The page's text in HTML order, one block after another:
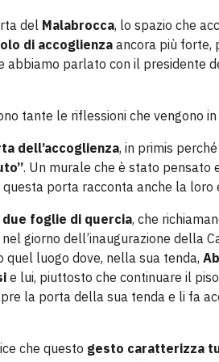
del Malabrocca, lo spazio che
di accoglienza ancora più forte,
abbiamo parlato con il presidente
tante le riflessioni che vengono in
dell’accoglienza, in primis
. Un murale che è stato pensato
porta racconta anche la loro
due foglie di quercia, che
giorno dell’inaugurazione della
luogo dove, nella sua tenda,
e lui, piuttosto che continuare il
la porta della sua tenda e li fa
che questo gesto caratterizza